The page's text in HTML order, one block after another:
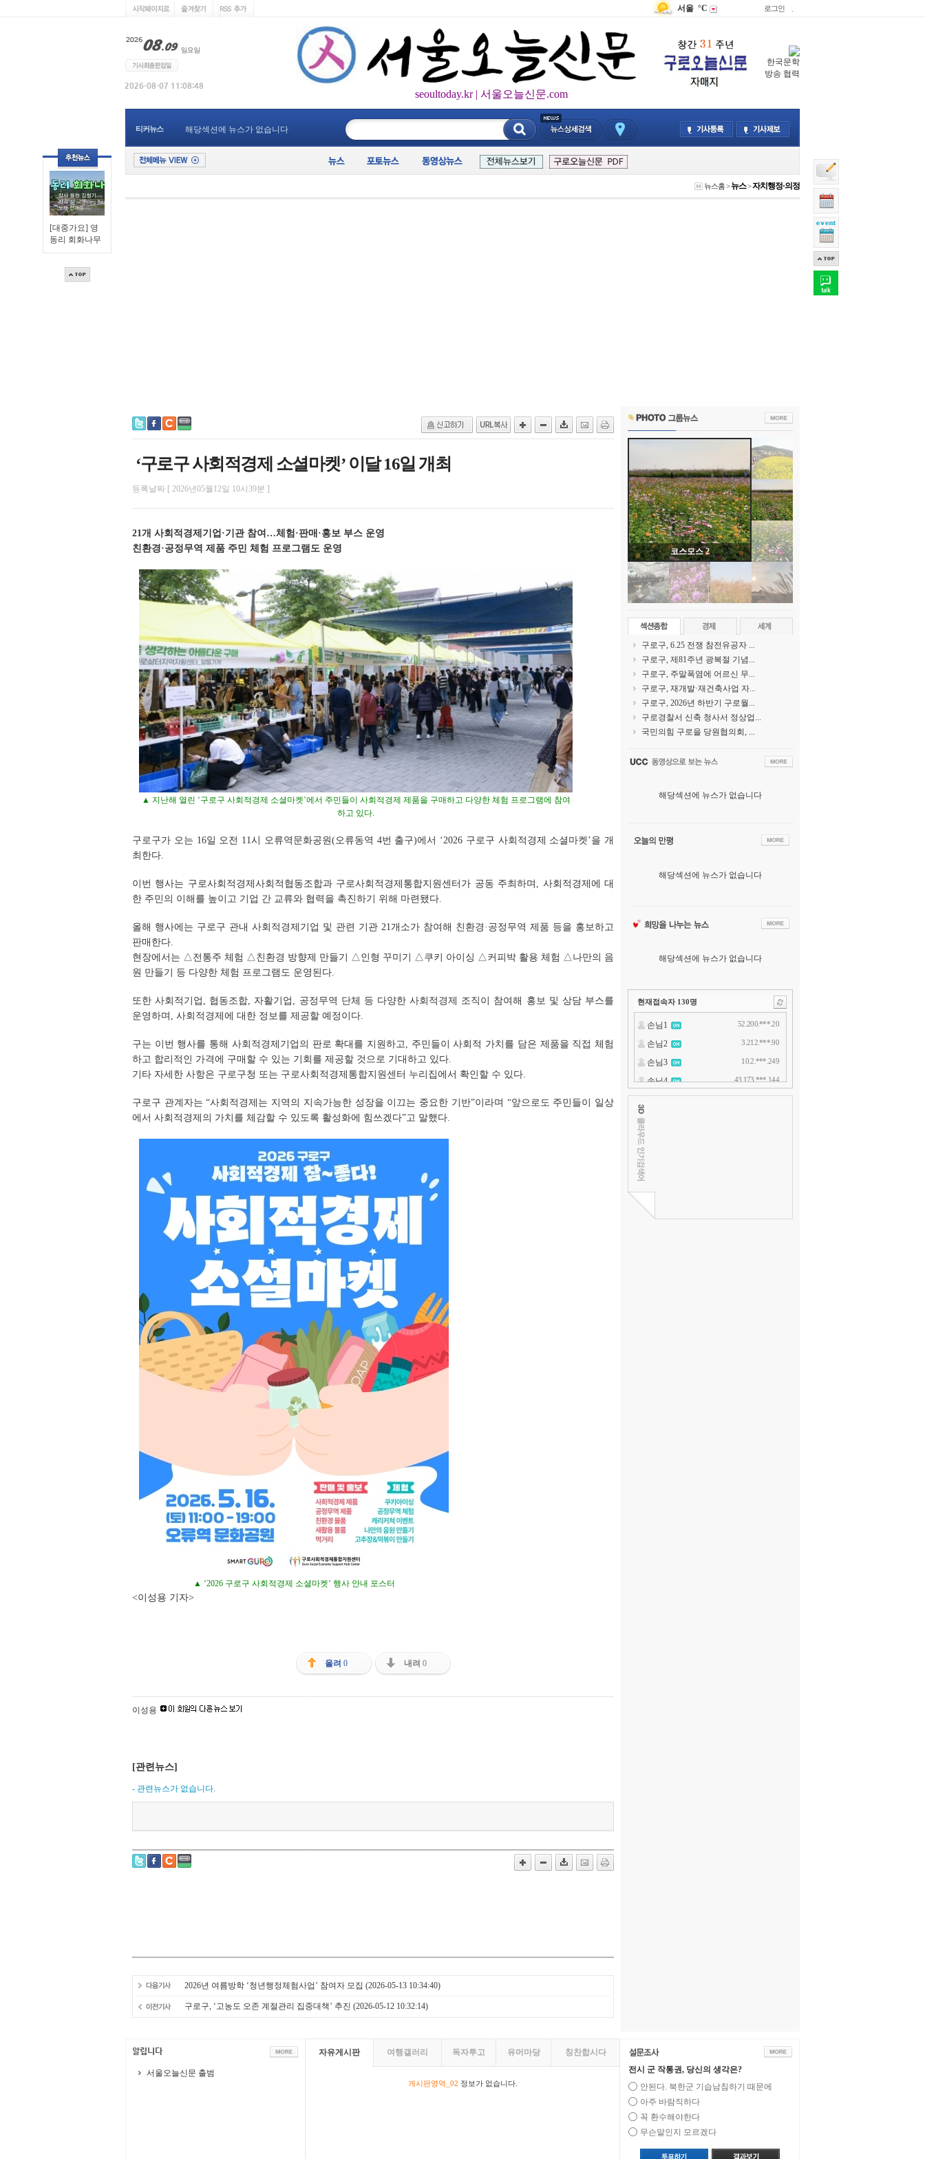
[대중가요] 영
동리 회화나무
서울 °C 로그인
seoultoday.kr | 서울오늘신문.com
한국문학
방송 협력
티커뉴스 해당섹션에 뉴스가 없습니다
뉴스홈>뉴스>자치행정·의정
‘구로구 사회적경제 소셜마켓’ 이달 16일 개최
등록날짜 [ 2026년05월12일 10시39분 ]
21개 사회적경제기업·기관 참여…체험·판매·홍보 부스 운영
친환경·공정무역 제품 주민 체험 프로그램도 운영
▲ 지난해 열린 ‘구로구 사회적경제 소셜마켓’에서 주민들이 사회적경제 제품을 구매하고 다양한 체험 프로그램에 참여
하고 있다.
구로구가 오는 16일 오전 11시 오류역문화공원(오류동역 4번 출구)에서 ‘2026 구로구 사회적경제 소셜마켓’을 개
최한다.
이번 행사는 구로사회적경제사회적협동조합과 구로사회적경제통합지원센터가 공동 주최하며, 사회적경제에 대
한 주민의 이해를 높이고 기업 간 교류와 협력을 촉진하기 위해 마련됐다.
올해 행사에는 구로구 관내 사회적경제기업 및 관련 기관 21개소가 참여해 친환경·공정무역 제품 등을 홍보하고
판매한다.
현장에서는 △전통주 체험 △친환경 방향제 만들기 △인형 꾸미기 △쿠키 아이싱 △커피박 활용 체험 △나만의 음
원 만들기 등 다양한 체험 프로그램도 운영된다.
또한 사회적기업, 협동조합, 자활기업, 공정무역 단체 등 다양한 사회적경제 조직이 참여해 홍보 및 상담 부스를
운영하며, 사회적경제에 대한 정보를 제공할 예정이다.
구는 이번 행사를 통해 사회적경제기업의 판로 확대를 지원하고, 주민들이 사회적 가치를 담은 제품을 직접 체험
하고 합리적인 가격에 구매할 수 있는 기회를 제공할 것으로 기대하고 있다.
기타 자세한 사항은 구로구청 또는 구로사회적경제통합지원센터 누리집에서 확인할 수 있다.
구로구 관계자는 “사회적경제는 지역의 지속가능한 성장을 이끄는 중요한 기반”이라며 “앞으로도 주민들이 일상
에서 사회적경제의 가치를 체감할 수 있도록 활성화에 힘쓰겠다”고 말했다.
▲ ‘2026 구로구 사회적경제 소셜마켓’ 행사 안내 포스터
<이성용 기자>
올려 0 내려 0
이성용
[관련뉴스]
- 관련뉴스가 없습니다.
2026년 여름방학 ‘청년행정체험사업’ 참여자 모집 (2026-05-13 10:34:40)
구로구, ‘고농도 오존 계절관리 집중대책’ 추진 (2026-05-12 10:32:14)
코스모스 1
구로구, 6.25 전쟁 참전유공자 ...
구로구, 제81주년 광복절 기념...
구로구, 주말폭염에 어르신 무...
구로구, 재개발·재건축사업 자...
구로구, 2026년 하반기 구로월...
구로경찰서 신축 청사서 정상업...
국민의힘 구로을 당원협의회, ...
해당섹션에 뉴스가 없습니다
해당섹션에 뉴스가 없습니다
해당섹션에 뉴스가 없습니다
현재접속자 130명
서울오늘신문 출범
자유게시판 여행갤러리 독자투고 유머마당 칭찬합시다
게시판영역_02 정보가 없습니다.
전시 군 작통권, 당신의 생각은?
안된다. 북한군 기습남침하기 때문에
아주 바람직하다
꼭 환수해야한다
무슨말인지 모르겠다